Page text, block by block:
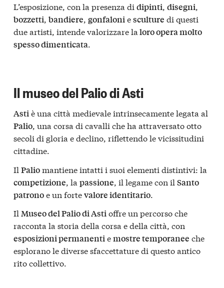
L’esposizione, con la presenza di dipinti, disegni,
bozzetti, bandiere, gonfaloniesculture di questi
due artisti, intende valorizzare la loro opera molto
spesso dimenticata.
Il museo del Palio di Asti
Astiè una città medievale intrinsecamente legata al
Palio, una corsa di cavalli che ha attraversato otto
secoli di gloria e declino, riflettendo le vicissitudini
cittadine.
Il Paliomantiene intatti i suoi elementi distintivi: la
competizione, la passione, il legame con il Santo
patronoe un fortevalore identitario.
Il Museo del Palio di Astioffre un percorso che
racconta la storia della corsa e della città, con
esposizioni permanentiemostre temporanee che
esplorano le diverse sfaccettature di questo antico
rito collettivo.